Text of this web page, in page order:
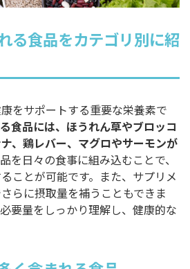
る食品をカテゴリ別に紹
をサポートする重要な栄養素で
食品には、ほうれん草やブロッコ
、鶏レバー、マグロやサーモンが
を日々の食事に組み込むことで、
ことが可能です。また、サプリメ
らに摂取量を補うこともできま
要量をしっかり理解し、健康的な